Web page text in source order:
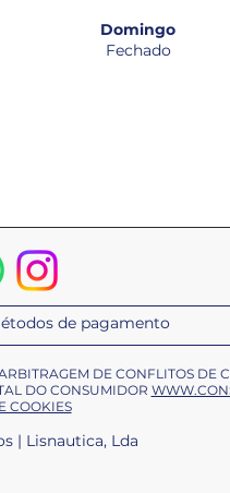
Domingo
Fechado
de pagamento
DE CONFLITOS DE
DO CONSUMIDOR
COOKIES
| Lisnautica, Lda